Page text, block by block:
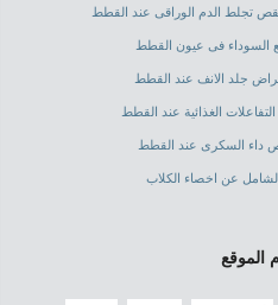
تجلط الدم الوراقى عند القطط
السوداء فى عيون القطط
جلد الانف عند القطط
الغذائية عند القطط
داء السكرى عند القطط
عن اخصاء الكلاب
الموقع